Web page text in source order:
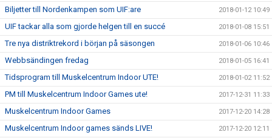
Biljetter till Nordenkampen som UIF:are 2018-01-12 10:49
UIF tackar alla som gjorde helgen till en succé 2018-01-08 15:51
Tre nya distriktrekord i början på säsongen 2018-01-06 10:46
Webbsändingen fredag 2018-01-05 16:41
Tidsprogram till Muskelcentrum Indoor UTE! 2018-01-02 11:52
PM till Muskelcentrum Indoor Games ute! 2017-12-31 11:33
Muskelcentrum Indoor Games 2017-12-20 14:28
Muskelcentrum Indoor games sänds LIVE! 2017-12-20 12:11